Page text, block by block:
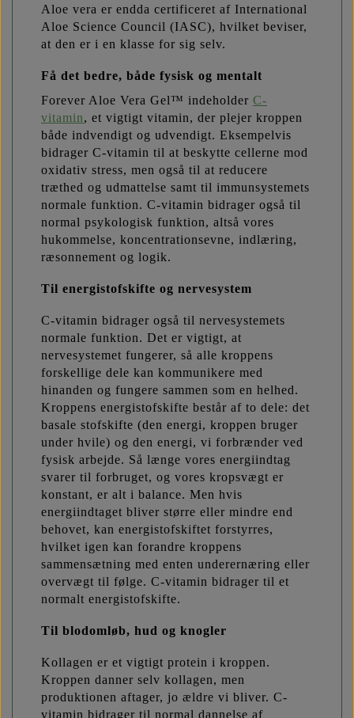
Aloe vera er endda certificeret af International
Aloe Science Council (IASC), hvilket beviser,
at den er i en klasse for sig selv.
Få det bedre, både fysisk og mentalt
Forever Aloe Vera Gel™ indeholder C-
vitamin, et vigtigt vitamin, der plejer kroppen
både indvendigt og udvendigt. Eksempelvis
bidrager C-vitamin til at beskytte cellerne mod
oxidativ stress, men også til at reducere
træthed og udmattelse samt til immunsystemets
normale funktion. C-vitamin bidrager også til
normal psykologisk funktion, altså vores
hukommelse, koncentrationsevne, indlæring,
ræsonnement og logik.
Til energistofskifte og nervesystem
C-vitamin bidrager også til nervesystemets
normale funktion. Det er vigtigt, at
nervesystemet fungerer, så alle kroppens
forskellige dele kan kommunikere med
hinanden og fungere sammen som en helhed.
Kroppens energistofskifte består af to dele: det
basale stofskifte (den energi, kroppen bruger
under hvile) og den energi, vi forbrænder ved
fysisk arbejde. Så længe vores energiindtag
svarer til forbruget, og vores kropsvægt er
konstant, er alt i balance. Men hvis
energiindtaget bliver større eller mindre end
behovet, kan energistofskiftet forstyrres,
hvilket igen kan forandre kroppens
sammensætning med enten underernæring eller
overvægt til følge. C-vitamin bidrager til et
normalt energistofskifte.
Til blodomløb, hud og knogler
Kollagen er et vigtigt protein i kroppen.
Kroppen danner selv kollagen, men
produktionen aftager, jo ældre vi bliver. C-
vitamin bidrager til normal dannelse af